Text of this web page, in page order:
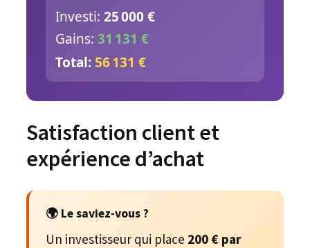
Investi: 25 000 €
Gains: 31 131 €
Total: 56 131 €
Satisfaction client et
expérience d’achat
🌍 Le saviez-vous ?
Un investisseur qui place 200 € par